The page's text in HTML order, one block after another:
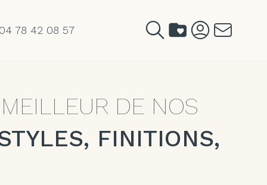
78 42 08 57
DE NOS
FINITIONS,